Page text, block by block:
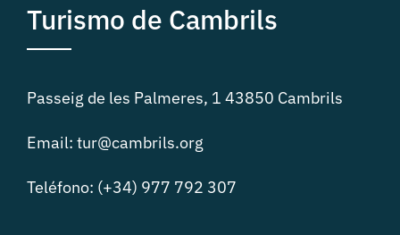
Turismo de Cambrils
Passeig de les Palmeres, 1 43850 Cambrils
Email: tur@cambrils.org
Teléfono: (+34) 977 792 307